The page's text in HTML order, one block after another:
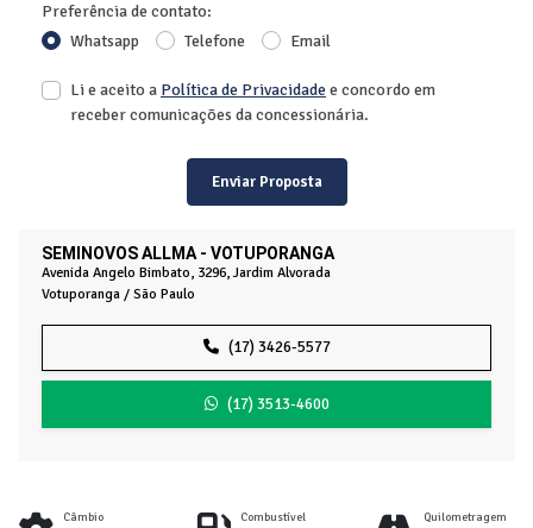
SEMINOVOS ALLMA - VOTUPORANGA
Avenida Angelo Bimbato, 3296, Jardim Alvorada
Votuporanga / São Paulo
(17) 3426-5577
(17) 3513-4600
Preferência de contato:
Whatsapp
Telefone Email
Li e aceito a Política de Privacidadee concordo em
receber comunicações da concessionária.
Enviar Proposta
Câmbio Combustível Quilometragem